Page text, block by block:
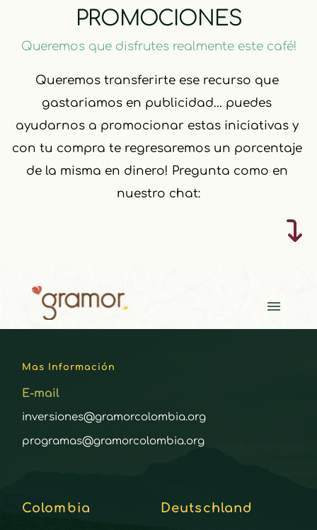
PROMOCIONES
Queremos que disfrutes realmente este café!
Queremos transferirte ese recurso que
gastariamos en publicidad... puedes
ayudarnos a promocionar estas iniciativas y
con tu compra te regresaremos un porcentaje
de la misma en dinero! Pregunta como en
nuestro chat:
Mas Información
E-mail
inversiones@gramorcolombia.org
programas@gramorcolombia.org
Colombia Deutschland